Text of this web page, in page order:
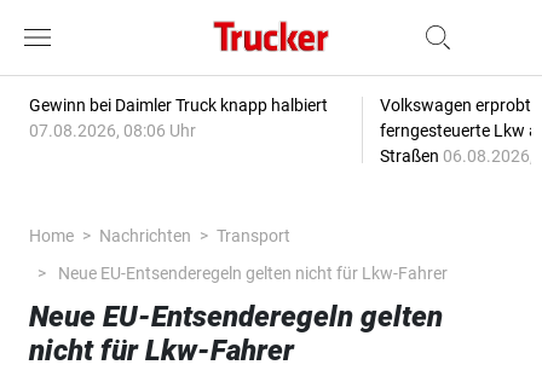
Gewinn bei Daimler Truck knapp halbiert
07.08.2026, 08:06 Uhr
Volkswagen erprobt
ferngesteuerte Lkw
Straßen 06.08.2026,
Home Nachrichten
Transport
Neue EU-Entsenderegeln gelten nicht für Lkw-Fahrer
Neue EU-Entsenderegeln gelten
nicht für Lkw-Fahrer